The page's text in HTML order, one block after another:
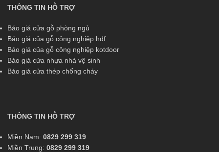
THÔNG TIN HỖ TRỢ
Báo giá cửa gỗ phòng ngủ
Báo giá của gỗ công nghiệp hdf
Báo giá của gỗ công nghiệp kotdoor
Báo giá cửa nhựa nhà vệ sinh
Báo giá cửa thép chống cháy
THÔNG TIN HỖ TRỢ
Miền Nam: 0829 299 319
Miền Trung: 0829 299 319